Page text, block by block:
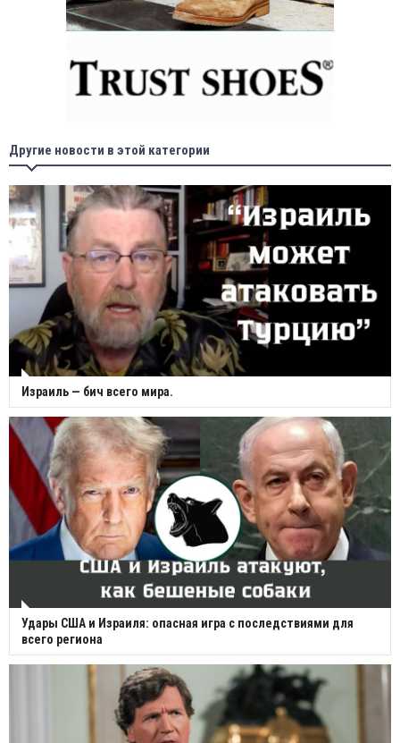
Другие новости в этой категории
Израиль — бич всего мира.
Удары США и Израиля: опасная игра с последствиями для
всего региона